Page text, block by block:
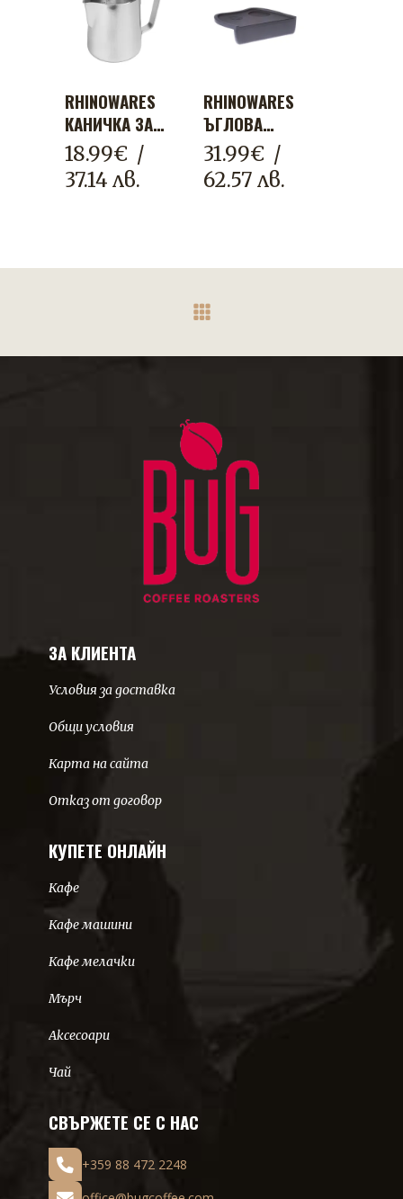
RHINOWARES
КАНИЧКА ЗА
МЛЯКО PRO
ОТ
НЕРЪЖДАЕМА
18.99€ /
37.14 лв.
RHINOWARES
ЪГЛОВА
ПОДЛОЖКА
ЗА
ТАМПИРАНЕ
31.99€ /
62.57 лв.
ЗА КЛИЕНТА
Условия за доставка
Общи условия
Карта на сайта
Отказ от договор
КУПЕТЕ ОНЛАЙН
Кафе
Кафе машини
Кафе мелачки
Мърч
Аксесоари
Чай
СВЪРЖЕТЕ СЕ С НАС
+359 88 472 2248